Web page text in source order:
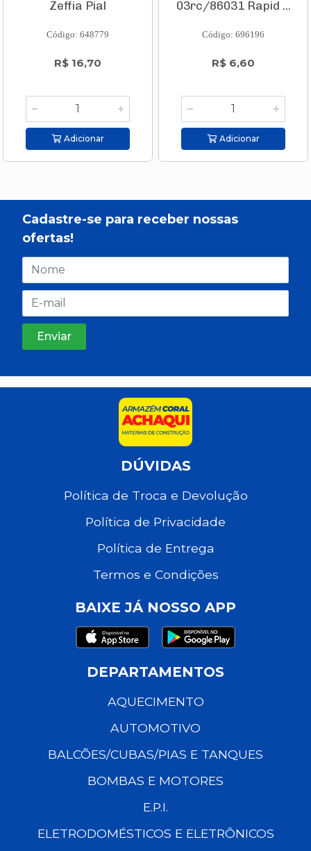
Zeffia Pial
Código: 648779
R$ 16,70
Adicionar
03rc/86031 Rapid ...
Código: 696196
R$ 6,60
Adicionar
Cadastre-se para receber nossas
ofertas!
DÚVIDAS
Política de Troca e Devolução
Política de Privacidade
Política de Entrega
Termos e Condições
BAIXE JÁ NOSSO APP
DEPARTAMENTOS
AQUECIMENTO
AUTOMOTIVO
BALCÕES/CUBAS/PIAS E TANQUES
BOMBAS E MOTORES
E.P.I.
ELETRODOMÉSTICOS E ELETRÔNICOS